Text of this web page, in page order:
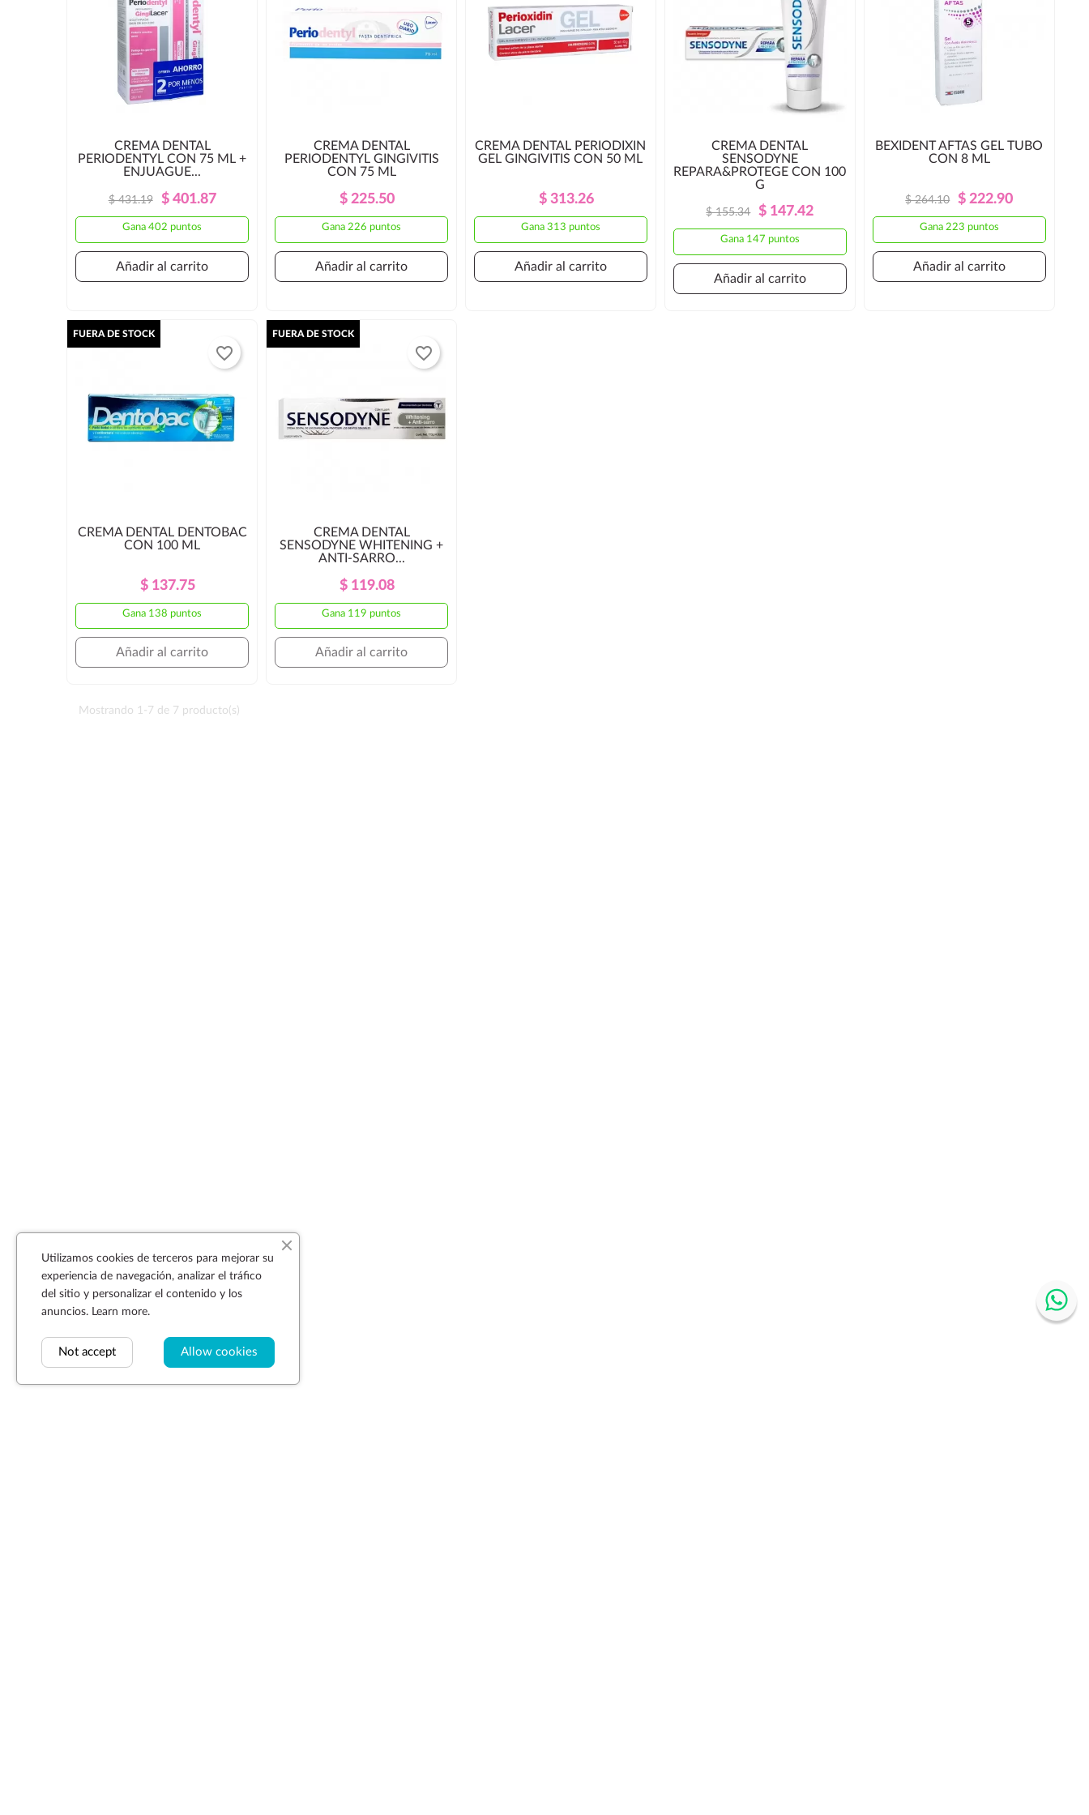
CREMA DENTAL
PERIODENTYL CON 75 ML +
ENJUAGUE...
Precio
Regular
$ 431.19 Precio
$ 401.87
Gana 402 puntos
Añadir al carrito
CREMA DENTAL
PERIODENTYL GINGIVITIS
CON 75 ML
Precio
Regular
Precio
$ 225.50
Gana 226 puntos
Añadir al carrito
CREMA DENTAL PERIODIXIN
GEL GINGIVITIS CON 50 ML
Precio
Regular
Precio
$ 313.26
Gana 313 puntos
Añadir al carrito
CREMA DENTAL
SENSODYNE
REPARA&PROTEGE CON 100
G
Precio
Regular
$ 155.34 Precio
$ 147.42
Gana 147 puntos
Añadir al carrito
BEXIDENT AFTAS GEL TUBO
CON 8 ML
Precio
Regular
$ 264.10 Precio
$ 222.90
Gana 223 puntos
Añadir al carrito
CREMA DENTAL DENTOBAC
CON 100 ML
Precio
Precio
$ 137.75
Gana 138 puntos
FUERA DE STOCK
Añadir al carrito
favorite_border
CREMA DENTAL
SENSODYNE WHITENING +
ANTI-SARRO...
Precio
Precio
$ 119.08
Gana 119 puntos
FUERA DE STOCK
Añadir al carrito
favorite_border
Mostrando 1-7 de 7 producto(s)
Utilizamos cookies de terceros para mejorar su
experiencia de navegación, analizar el tráfico
del sitio y personalizar el contenido y los
anuncios. Learn more.
Allow cookies
Not accept